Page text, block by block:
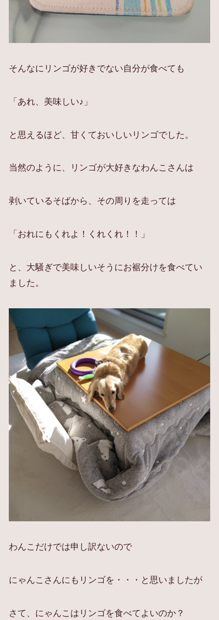
そんなにリンゴが好きでない自分が食べても
「あれ、美味しい♪」
と思えるほど、甘くておいしいリンゴでした。
当然のように、リンゴが大好きなわんこさんは
剥いているそばから、その周りを走っては
「おれにもくれよ！くれくれ！！」
と、大騒ぎで美味しいそうにお裾分けを食べてい
ました。
わんこだけでは申し訳ないので
にゃんこさんにもリンゴを・・・と思いましたが
さて、にゃんこはリンゴを食べてよいのか？